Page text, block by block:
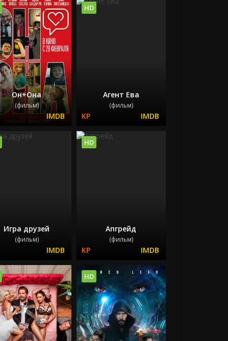
Он+Она
(фильм)
Агент Ева
(фильм)
HD
Игра друзей
(фильм)
Апгрейд
(фильм)
HD
HD